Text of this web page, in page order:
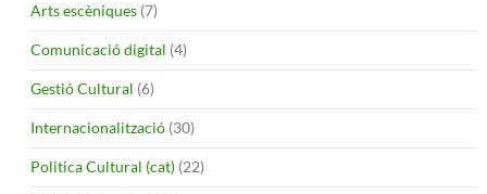
Arts escèniques (7)
Comunicació digital (4)
Gestió Cultural (6)
Internacionalització (30)
Politica Cultural (cat) (22)